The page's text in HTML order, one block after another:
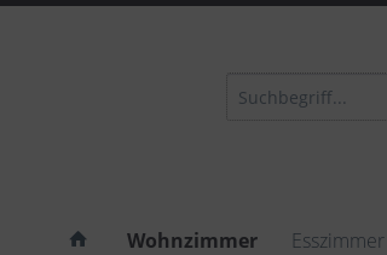
Wohnzimmer Esszimmer